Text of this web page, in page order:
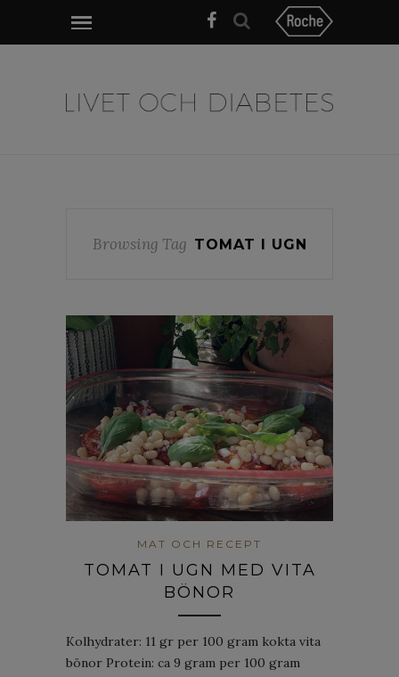
Browsing Tag TOMAT I UGN
MAT OCH RECEPT
TOMAT I UGN MED VITA
BÖNOR
Kolhydrater: 11 gr per 100 gram kokta vita
bönor Protein: ca 9 gram per 100 gram